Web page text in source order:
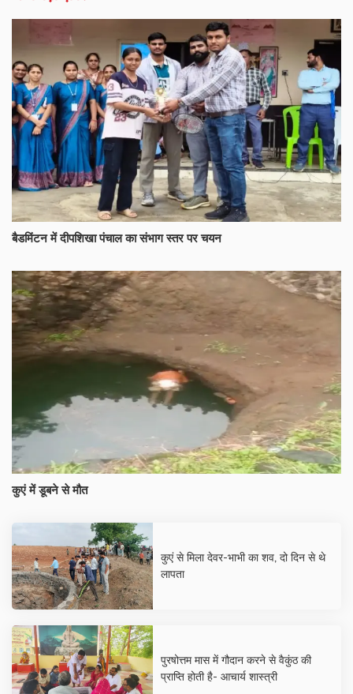
बैडमिंटन में दीपशिखा पंचाल का संभाग स्तर पर चयन
कुएं में डूबने से मौत
कुएं से मिला देवर-भाभी का शव, दो दिन से थे
लापता
पुरषोत्तम मास में गौदान करने से वैकुंठ की
प्राप्ति होती है- आचार्य शास्त्री